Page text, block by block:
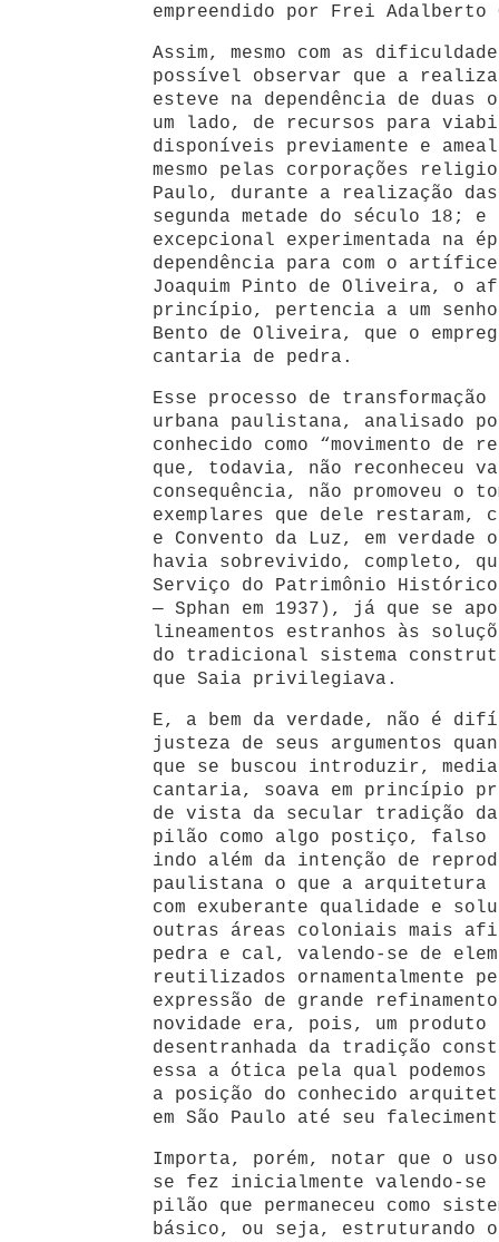
empreendido por Frei Adalberto
Assim, mesmo com as
possível observar que a
esteve na dependência de duas
um lado, de recursos para
disponíveis previamente e
mesmo pelas corporações
Paulo, durante a realização
segunda metade do século 18; e
excepcional experimentada na
dependência para com o
Joaquim Pinto de Oliveira, o
princípio, pertencia a um
Bento de Oliveira, que o
cantaria de pedra.
Esse processo de
urbana paulistana, analisado
conhecido como “movimento
que, todavia, não reconheceu
consequência, não promoveu o
exemplares que dele restaram,
e Convento da Luz, em verdade
havia sobrevivido, completo,
Serviço do Patrimônio
— Sphan em 1937), já que se
lineamentos estranhos às
do tradicional sistema
que Saia privilegiava.
E, a bem da verdade, não é
justeza de seus argumentos
que se buscou introduzir,
cantaria, soava em princípio
de vista da secular tradição
pilão como algo postiço, falso
indo além da intenção de
paulistana o que a
com exuberante qualidade e
outras áreas coloniais mais
pedra e cal, valendo-se de
reutilizados ornamentalmente
expressão de grande
novidade era, pois, um produto
desentranhada da tradição
essa a ótica pela qual podemos
a posição do conhecido
em São Paulo até seu
Importa, porém, notar que o
se fez inicialmente valendo-se
pilão que permaneceu como
básico, ou seja, estruturando